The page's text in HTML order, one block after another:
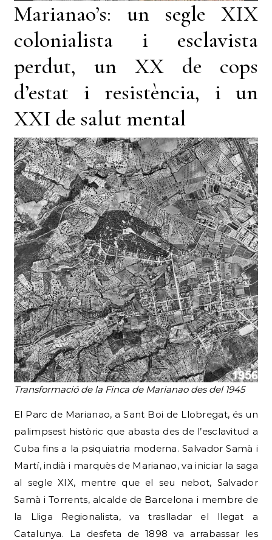
Marianao’s: un segle XIX
colonialista i esclavista
perdut, un XX de cops
d’estat i resistència, i un
XXI de salut mental
Transformació de la Finca de Marianao des del 1945
El Parc de Marianao, a Sant Boi de Llobregat, és un
palimpsest històric que abasta des de l’esclavitud a
Cuba fins a la psiquiatria moderna. Salvador Samà i
Martí, indià i marquès de Marianao, va iniciar la saga
al segle XIX, mentre que el seu nebot, Salvador
Samà i Torrents, alcalde de Barcelona i membre de
la Lliga Regionalista, va traslladar el llegat a
Catalunya. La desfeta de 1898 va arrabassar les